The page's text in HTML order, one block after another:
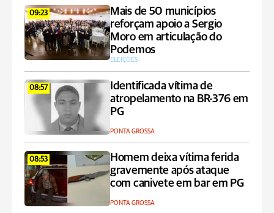
09:23
Mais de 50 municípios
reforçam apoio a Sergio
Moro em articulação do
Podemos
ELEIÇÕES
08:57
Identificada vítima de
atropelamento na BR-376 em
PG
PONTA GROSSA
08:53
Homem deixa vítima ferida
gravemente após ataque
com canivete em bar em PG
PONTA GROSSA